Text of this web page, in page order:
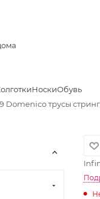
НоскиОбувь
Domenico трусы стринг